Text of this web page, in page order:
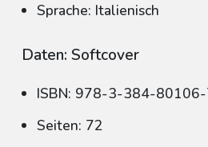
Sprache: Italienisch
Daten: Softcover
ISBN: 978-3-384-
Seiten: 72